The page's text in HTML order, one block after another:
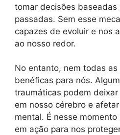
tomar decisões baseadas
passadas. Sem esse
capazes de evoluir e nos
ao nosso redor.
No entanto, nem todas as
benéficas para nós.
traumáticas podem
em nosso cérebro e
mental. É nesse
em ação para nos